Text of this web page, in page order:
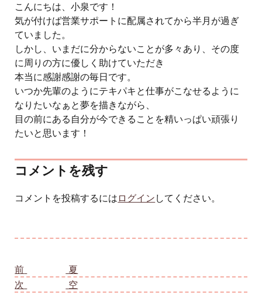
こんにちは、小泉です！
気が付けば営業サポートに配属されてから半月が過ぎ
ていました。
しかし、いまだに分からないことが多々あり、その度
に周りの方に優しく助けていただき
本当に感謝感謝の毎日です。
いつか先輩のようにテキパキと仕事がこなせるように
なりたいなぁと夢を描きながら、
目の前にある自分が今できることを精いっぱい頑張り
たいと思います！
コメントを残す
コメントを投稿するには ログイン してください。
前
夏
次
空